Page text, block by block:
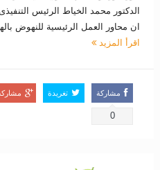
الدكتور محمد الخياط الرئيس
ان محاور العمل الرئيسية للنهوض
اقرأ المزيد
مشاركة
0
تغريدة